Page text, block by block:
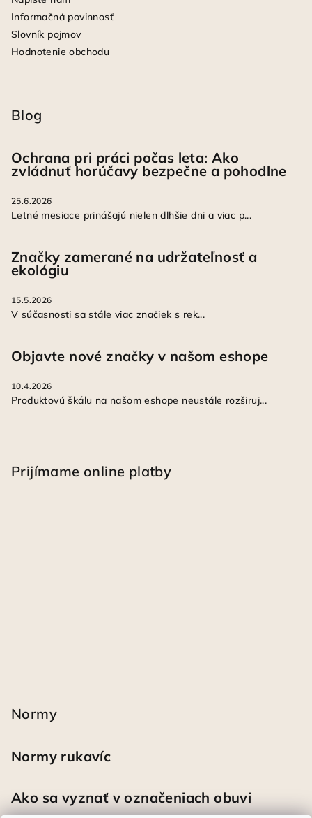
Informačná povinnosť
Slovník pojmov
Hodnotenie obchodu
Blog
Ochrana pri práci počas leta: Ako
zvládnuť horúčavy bezpečne a pohodlne
25.6.2026
Letné mesiace prinášajú nielen dlhšie dni a viac p...
Značky zamerané na udržateľnosť a
ekológiu
15.5.2026
V súčasnosti sa stále viac značiek s rek...
Objavte nové značky v našom eshope
10.4.2026
Produktovú škálu na našom eshope neustále rozširuj...
Prijímame online platby
Normy
Normy rukavíc
Ako sa vyznať v označeniach obuvi